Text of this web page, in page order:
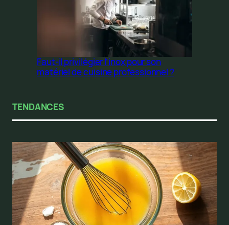
Faut-il privilégier l’inox pour son
matériel de cuisine professionnel ?
TENDANCES